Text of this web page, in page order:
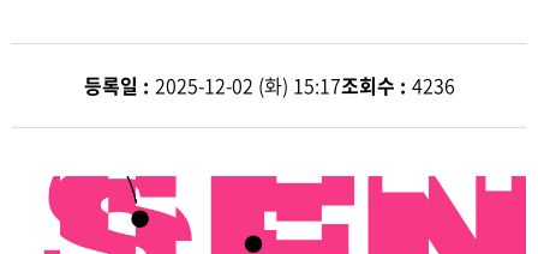
등록일 : 2025-12-02 (화) 15:17조회수 : 4236